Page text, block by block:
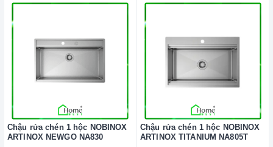
Chậu rửa chén 1 hộc NOBINOX
ARTINOX NEWGO NA830
Chậu rửa chén 1 hộc NOBINOX
ARTINOX TITANIUM NA805T